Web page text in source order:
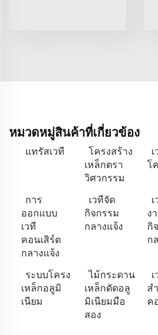
หมวดหมู่สินค้าที่เกี่ยวข้อง
แทรัสเวที
โครงสร้าง
เหล็กตรา
วิศวกรรม
โ
การ
ออกแบบ
เวที
คอนเสิร์ต
กลางแจ้ง
เวทีจัด
กิจกรรม
กลางแจ้ง
ง
กิ
ก
ระบบโครง
เหล็กอลูมิ
เนียม
ไม้กระดาน
เหล็กดัดอลู
มิเนียมมือ
สอง
ส
ค